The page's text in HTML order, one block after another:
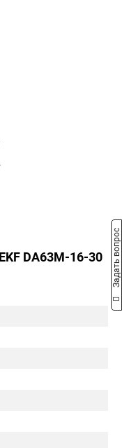
DA63M-16-30 Задать вопрос